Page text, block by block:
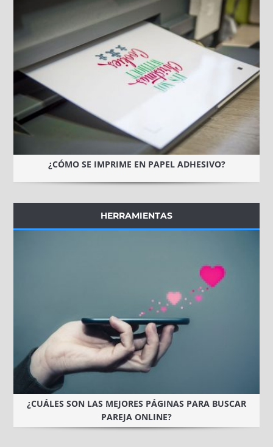
¿CÓMO SE IMPRIME EN PAPEL ADHESIVO?
HERRAMIENTAS
¿CUÁLES SON LAS MEJORES PÁGINAS PARA BUSCAR
PAREJA ONLINE?